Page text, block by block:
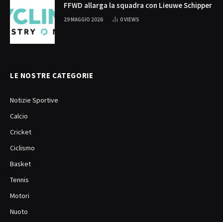
FFWD allarga la squadra con Lieuwe Schipper
29 MAGGIO 2026 0VIEWS
LE NOSTRE CATEGORIE
Notizie Sportive
Calcio
Cricket
Ciclismo
Basket
Tennis
Motori
Nuoto